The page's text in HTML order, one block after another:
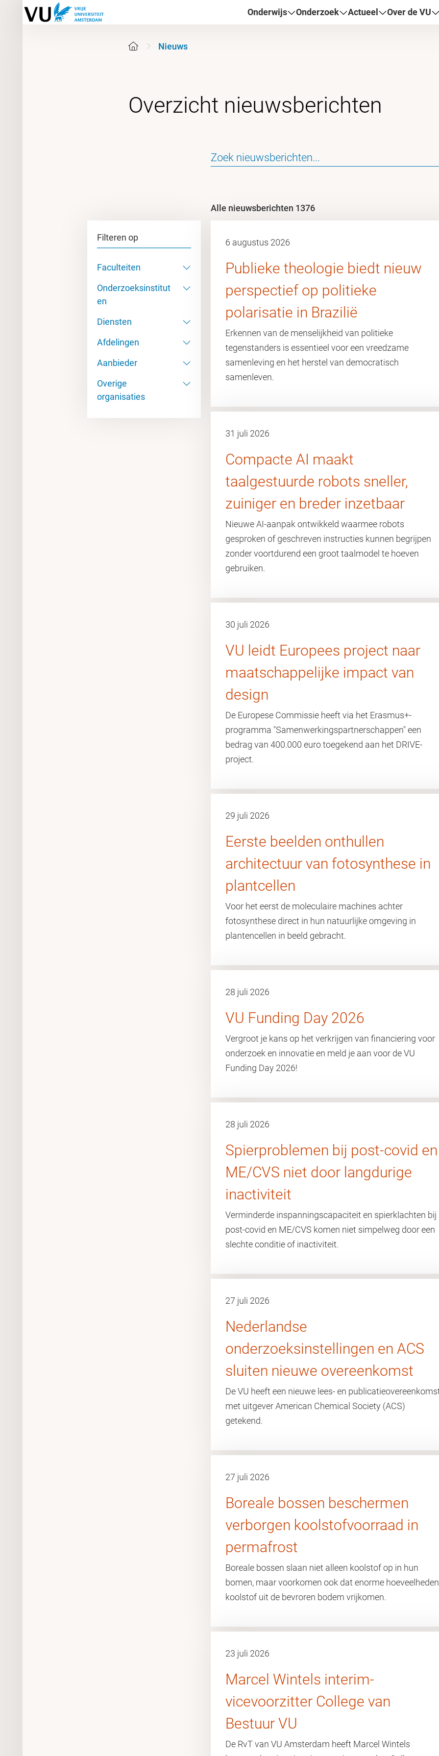
Onderwijs Onderzoek Actueel Over de VU
Nieuws
Alle nieuwsberichten 1376
Filteren op
Faculteiten
Onderzoeksinstitut
en
Diensten
Afdelingen
Aanbieder
Overige
organisaties
6 augustus 2026
Publieke theologie biedt nieuw
perspectief op politieke
polarisatie in Brazilië
Erkennen van de menselijkheid van politieke
tegenstanders is essentieel voor een vreedzame
samenleving en het herstel van democratisch
samenleven.
31 juli 2026
Compacte AI maakt
taalgestuurde robots sneller,
zuiniger en breder inzetbaar
Nieuwe AI-aanpak ontwikkeld waarmee robots
gesproken of geschreven instructies kunnen begrijpen
zonder voortdurend een groot taalmodel te hoeven
gebruiken.
30 juli 2026
VU leidt Europees project naar
maatschappelijke impact van
design
De Europese Commissie heeft via het Erasmus+-
programma "Samenwerkingspartnerschappen" een
bedrag van 400.000 euro toegekend aan het DRIVE-
project.
29 juli 2026
Eerste beelden onthullen
architectuur van fotosynthese in
plantcellen
Voor het eerst de moleculaire machines achter
fotosynthese direct in hun natuurlijke omgeving in
plantencellen in beeld gebracht.
28 juli 2026
VU Funding Day 2026
Vergroot je kans op het verkrijgen van financiering voor
onderzoek en innovatie en meld je aan voor de VU
Funding Day 2026!
28 juli 2026
Spierproblemen bij post-covid en
ME/CVS niet door langdurige
inactiviteit
Verminderde inspanningscapaciteit en spierklachten bij
post-covid en ME/CVS komen niet simpelweg door een
slechte conditie of inactiviteit.
27 juli 2026
Nederlandse
onderzoeksinstellingen en ACS
sluiten nieuwe overeenkomst
De VU heeft een nieuwe lees- en
met uitgever American Chemical Society (ACS)
getekend.
27 juli 2026
Boreale bossen beschermen
verborgen koolstofvoorraad in
permafrost
Boreale bossen slaan niet alleen koolstof op in hun
bomen, maar voorkomen ook dat enorme hoeveelheden
koolstof uit de bevroren bodem vrijkomen.
23 juli 2026
Marcel Wintels interim-
vicevoorzitter College van
Bestuur VU
De RvT van VU Amsterdam heeft Marcel Wintels